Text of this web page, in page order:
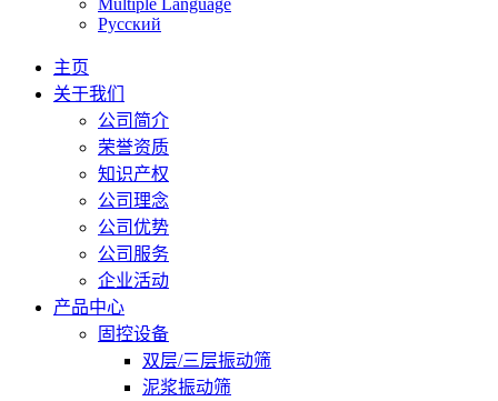
Русский
主页
关于我们
公司简介
荣誉资质
知识产权
公司理念
公司优势
公司服务
企业活动
产品中心
固控设备
双层/三层振动筛
泥浆振动筛